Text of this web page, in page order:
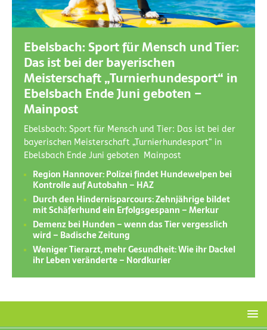
Ebelsbach: Sport für Mensch und Tier:
Das ist bei der bayerischen
Meisterschaft „Turnierhundesport“ in
Ebelsbach Ende Juni geboten –
Mainpost
Ebelsbach: Sport für Mensch und Tier: Das ist bei der
bayerischen Meisterschaft „Turnierhundesport“ in
Ebelsbach Ende Juni geboten Mainpost
Region Hannover: Polizei findet Hundewelpen bei
Kontrolle auf Autobahn – HAZ
Durch den Hindernisparcours: Zehnjährige bildet
mit Schäferhund ein Erfolgsgespann – Merkur
Demenz bei Hunden – wenn das Tier vergesslich
wird – Badische Zeitung
Weniger Tierarzt, mehr Gesundheit: Wie ihr Dackel
ihr Leben veränderte – Nordkurier